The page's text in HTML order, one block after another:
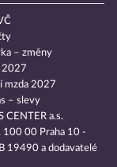
– změny
2027
mzda 2027
– slevy
CENTER a.s.
100 00 Praha 10 -
19490 a dodavatelé